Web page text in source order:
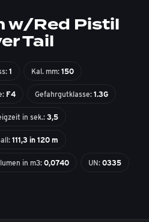
w/Red Pistil
Tail
1 Kal. mm: 150
F4 Gefahrgutklasse: 1.3G
in sek.:3,5
111,3 in 120 m
in m3: 0,0740 UN: 0335